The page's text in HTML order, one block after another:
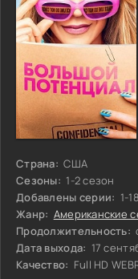
Страна: США
Сезоны: 1-2 сезон
Добавлены серии: 1-
Жанр: Американские
Продолжительность:
Дата выхода: 17
Качество: Full HD